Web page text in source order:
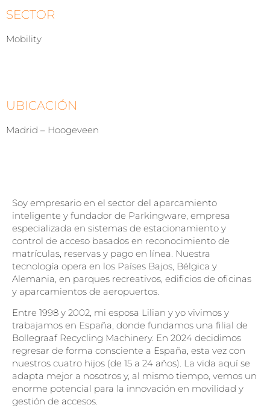
SECTOR
Mobility
UBICACIÓN
Madrid – Hoogeveen
Soy empresario en el sector del aparcamiento
inteligente y fundador de Parkingware , empresa
especializada en sistemas de estacionamiento y
control de acceso basados en reconocimiento de
matrículas, reservas y pago en línea. Nuestra
tecnología opera en los Países Bajos, Bélgica y
Alemania, en parques recreativos, edificios de oficinas
y aparcamientos de aeropuertos.
Entre 1998 y 2002, mi esposa Lilian y yo vivimos y
trabajamos en España, donde fundamos una filial de
Bollegraaf Recycling Machinery. En 2024 decidimos
regresar de forma consciente a España, esta vez con
nuestros cuatro hijos (de 15 a 24 años). La vida aquí se
adapta mejor a nosotros y, al mismo tiempo, vemos un
enorme potencial para la innovación en movilidad y
gestión de accesos.